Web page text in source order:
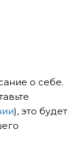
о себе.
), это будет